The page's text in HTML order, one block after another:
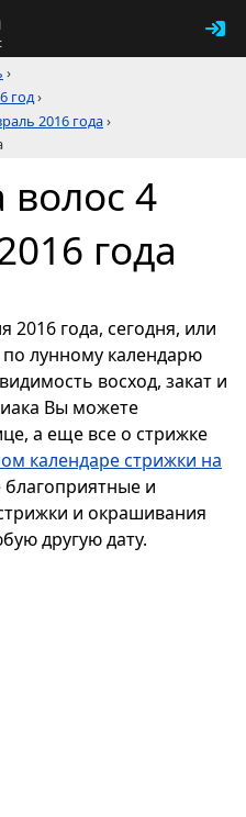
›
год›
2016 года›
4
года
2016 года, сегодня, или
лунному календарю
восход, закат и
Вы можете
а еще все о стрижке
календаре стрижки на
благоприятные и
и окрашивания
другую дату.